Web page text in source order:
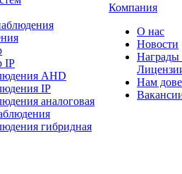
IP
AHD
IP
аналоговая
гибридная
Компания
О нас
Новости
Награды
Нам